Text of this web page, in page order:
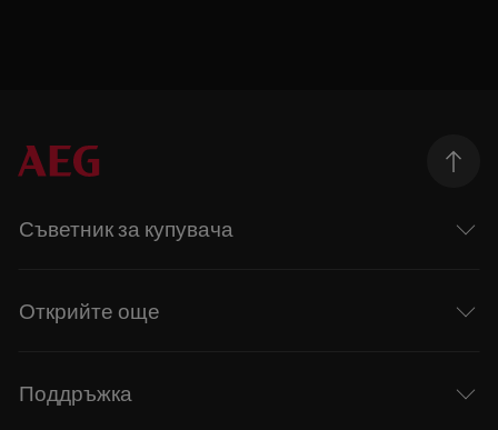
Съветник за купувача
Открийте още
Поддръжка